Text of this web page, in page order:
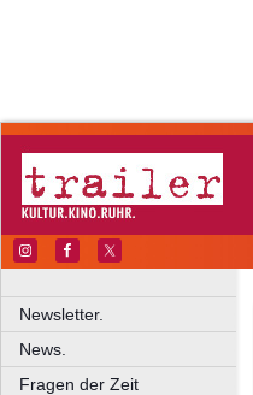
Newsletter.
News.
Fragen der Zeit